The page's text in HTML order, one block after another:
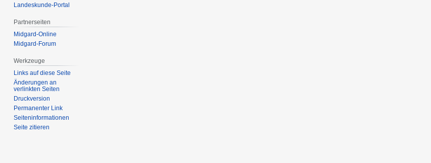
Landeskunde-Portal
Partnerseiten
Midgard-Online
Midgard-Forum
Werkzeuge
Links auf diese Seite
Änderungen an
verlinkten Seiten
Druckversion
Permanenter Link
Seiten­­informationen
Seite zitieren